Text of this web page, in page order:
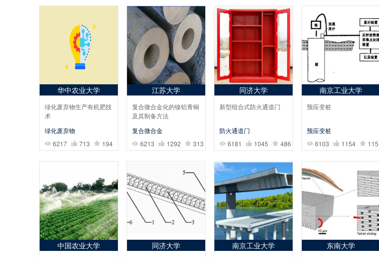
华中农业大学
绿化废弃物生产有机肥技
术
绿化废弃物
6217
713 194
江苏大学
复合微合金化的镍铝青铜
及其制备方法
复合微合金
6213
1292 313
同济大学
新型组合式防火通道门
防火通道门
6181
1045 486
南京工业大学
预应变桩
预应变桩
6103
1154 115
中国农业大学 同济大学 南京工业大学 东南大学